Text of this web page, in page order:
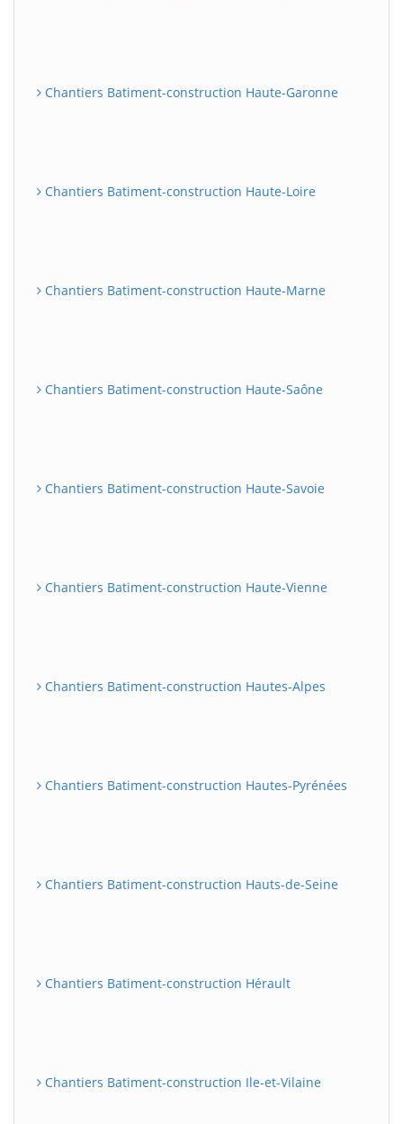
Chantiers Batiment-construction Haute-Garonne
Chantiers Batiment-construction Haute-Loire
Chantiers Batiment-construction Haute-Marne
Chantiers Batiment-construction Haute-Saône
Chantiers Batiment-construction Haute-Savoie
Chantiers Batiment-construction Haute-Vienne
Chantiers Batiment-construction Hautes-Alpes
Chantiers Batiment-construction Hautes-Pyrénées
Chantiers Batiment-construction Hauts-de-Seine
Chantiers Batiment-construction Hérault
Chantiers Batiment-construction Ile-et-Vilaine